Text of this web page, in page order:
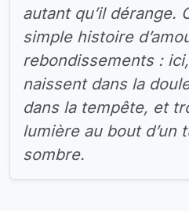
autant qu’il dérange.
simple histoire
rebondissements :
naissent dans la
dans la tempête, et
lumière au bout d’un
sombre.